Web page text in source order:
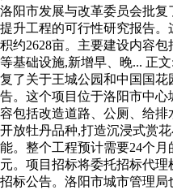
洛阳市发展与改革委员会批
提升工程的可行性研究报告
积约2628亩。主要建设内容
等基础设施,新增早、晚... 正
复了关于王城公园和中国国
告。这个项目位于洛阳市中心
容包括改造道路、公厕、给
开放牡丹品种,打造沉浸式赏
能。整个工程预计需要24个月
元。项目招标将委托招标代
招标公告。洛阳市城市管理